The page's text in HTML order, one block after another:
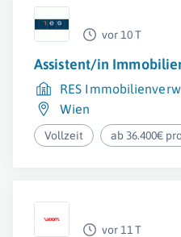
vor 10 T
Assistent/in
RES
Wien
Vollzeit ab 36.400€
vor 11 T